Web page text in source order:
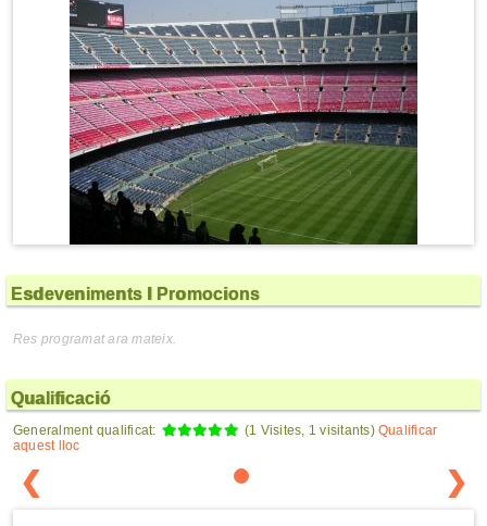
Esdeveniments I Promocions
Res programat ara mateix.
Qualificació
Generalment qualificat: (1 Visites, 1 visitants)Qualificar
aquest lloc
❮ ❯